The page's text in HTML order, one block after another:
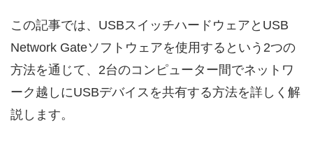
この記事では、USBスイッチハードウェアとUSB
Network Gateソフトウェアを使用するという2つの
方法を通じて、2台のコンピューター間でネットワ
ーク越しにUSBデバイスを共有する方法を詳しく解
説します。